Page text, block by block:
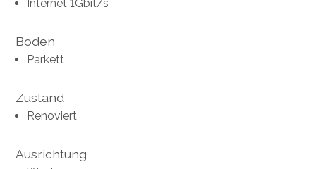
Internet 1Gbit/s
Boden
Parkett
Zustand
Renoviert
Ausrichtung